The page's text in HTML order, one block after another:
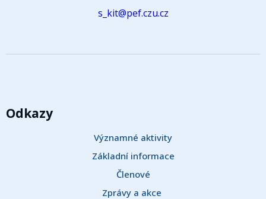
s_kit@pef.czu.cz
Odkazy
Významné aktivity
Základní informace
Členové
Zprávy a akce